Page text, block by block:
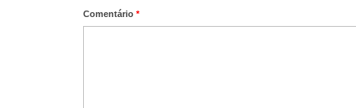
Comentário *